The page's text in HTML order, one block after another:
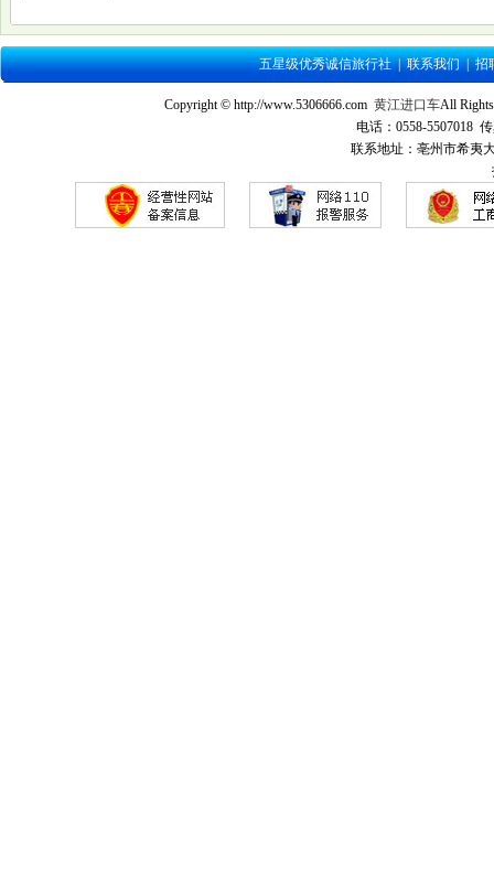
五星级优秀诚信旅行社|联系我们|招
Copyright © http://www.5306666.com 黄江进口车All
电话：0558-5507018
联系地址：亳州市希夷